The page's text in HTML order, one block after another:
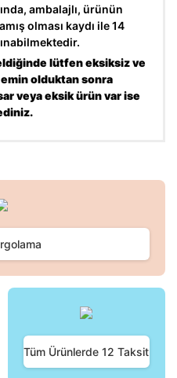
ambalajlı, ürünün
olması kaydı ile 14
lütfen eksiksiz ve
emin olduktan sonra
veya eksik ürün var ise
siz yapın!
Yaz
görüntülenemiyor.
olmalı.
Tüm Ürünlerde 12 Taksit